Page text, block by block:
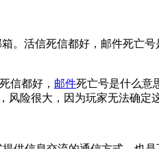
。活信死信都好，邮件死亡
信都好， 邮件死亡号是什么意
风险很大，因为玩家无法确定